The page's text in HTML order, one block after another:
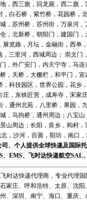
，西三旗，回龙观，西二旗
白石桥，紫竹桥，花园桥
，苏州桥，苏州街，万泉河
，北新桥，朝阳门，建国门
览路，月坛，金融街，西
三里河，西城周边； 崇文
，外广安门，内天宁寺，马
，天桥，大栅栏，和平门，
科技园区，世界公园，花
，东铁匠营，成寿寺，宋
通州北苑，八里桥，果园
，马驹桥，通州周边；八宝
山周边；长阳，良乡，阎村
，沙河，百善，阳坊，南口
司、个人提供全球快递及国际
、 EMS、 飞时达快递航空SAL
时达快递代理商，专业代理
家庄、呼和浩特、太原、沈
、深圳、南宁、海口、重庆